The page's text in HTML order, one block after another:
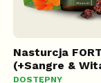
Nasturcja
(+Sangre &
– Kompleks, 60
DOSTĘPNY